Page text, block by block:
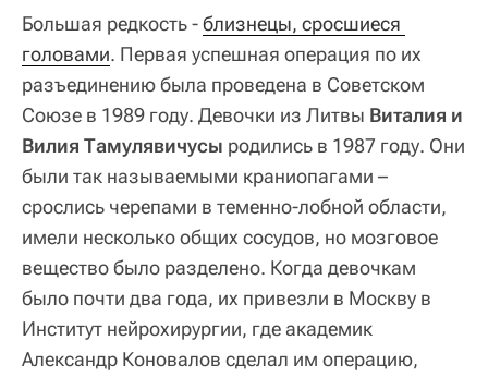
Большая редкость -близнецы, сросшиеся
головами. Первая успешная операция по их
разъединению была проведена в Советском
Союзе в 1989 году. Девочки из Литвы Виталия и
Вилия Тамулявичусы родились в 1987 году. Они
были так называемыми краниопагами –
срослись черепами в теменно-лобной области,
имели несколько общих сосудов, но мозговое
вещество было разделено. Когда девочкам
было почти два года, их привезли в Москву в
Институт нейрохирургии, где академик
Александр Коновалов сделал им операцию,